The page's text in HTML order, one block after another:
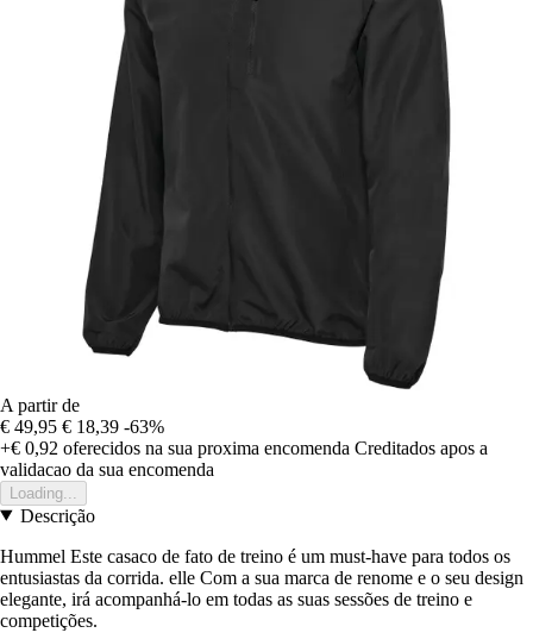
A partir de
€ 49,95 € 18,39 -63%
+€ 0,92 oferecidos na sua proxima encomenda Creditados apos a
validacao da sua encomenda
Loading...
Descrição
Hummel Este casaco de fato de treino é um must-have para todos os
entusiastas da corrida. elle Com a sua marca de renome e o seu design
elegante, irá acompanhá-lo em todas as suas sessões de treino e
competições.